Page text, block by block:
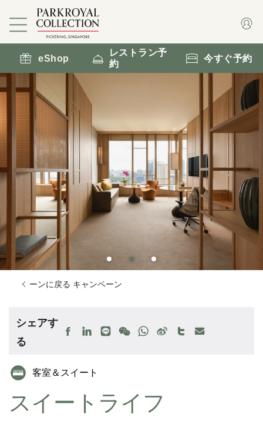
eShop
レストラン予
約
今すぐ予約
ーンに戻る キャンペーン
シェアす
る
客室＆スイート
スイートライフ